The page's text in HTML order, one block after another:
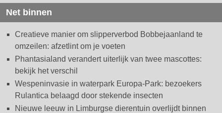
Net binnen
Creatieve manier om slipperverbod Bobbejaanland te
omzeilen: afzetlint om je voeten
Phantasialand verandert uiterlijk van twee mascottes:
bekijk het verschil
Wespeninvasie in waterpark Europa-Park: bezoekers
Rulantica belaagd door stekende insecten
Nieuwe leeuw in Limburgse dierentuin overlijdt binnen